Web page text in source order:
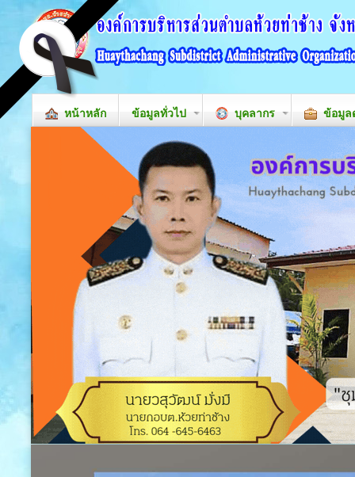
หน้าหลัก ข้อมูลทั่วไป บุคลากร ข้อมูล